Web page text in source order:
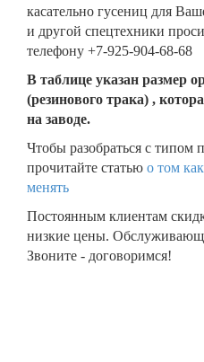
касательно гусениц для
и другой спецтехники
телефону +7-925-904-68-68
В таблице указан размер
(резинового трака) ,
на заводе.
Чтобы разобраться с типом
прочитайте статью о том
менять
Постоянным клиентам
низкие цены.
Звоните - договоримся!